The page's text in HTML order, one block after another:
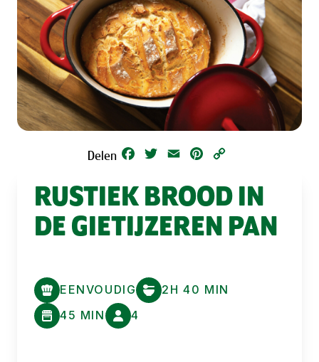
Delen Facebook
Twitter Email Pinterest
RUSTIEK BROOD IN
DE GIETIJZEREN PAN
EENVOUDIG
2H 40 MIN
45 MIN
4